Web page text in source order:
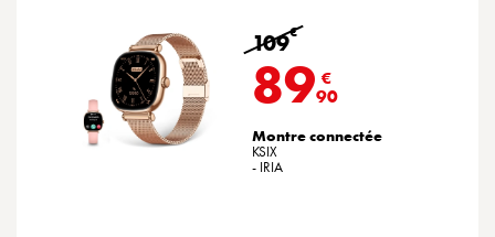
109€
89 €
90
Montre connectée
KSIX
- IRIA